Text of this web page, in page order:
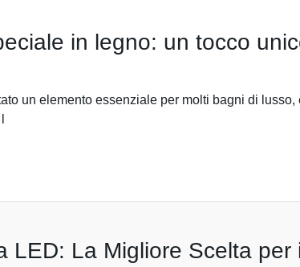
in legno: un tocco
un elemento essenziale per molti bagni di
LED: La Migliore Scelta per